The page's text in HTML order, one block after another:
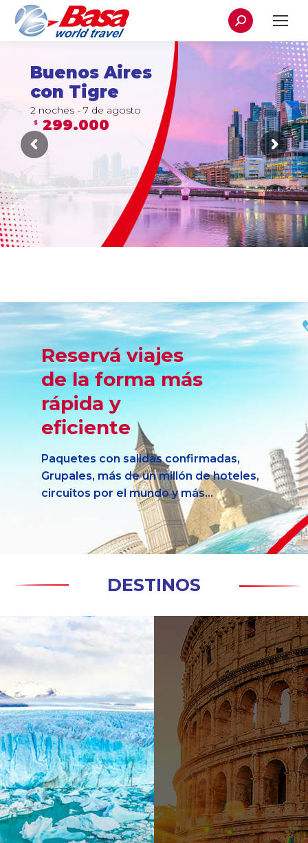
Buscar:
Buenos Aires
con Tigre
2 noches - 7 de agosto
299.000
$
Reservá viajes
de la forma más
rápida y
eficiente
Paquetes con salidas confirmadas,
Grupales, más de un millón de hoteles,
circuitos por el mundo y más…
DESTINOS